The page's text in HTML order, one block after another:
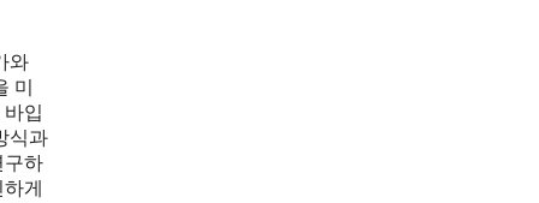
와
미
입
식과
구하
게